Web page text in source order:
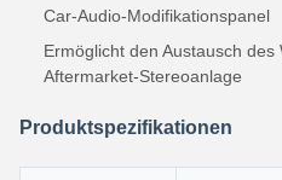
Car-Audio-Modifikationspanel
Ermöglicht den Austausch
Aftermarket-Stereoanlage
Produktspezifikationen